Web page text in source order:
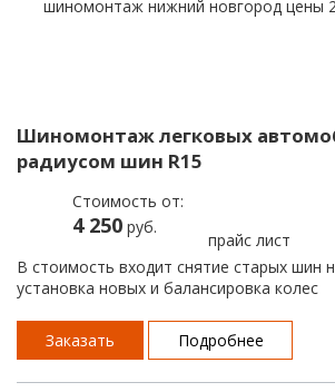
Шиномонтаж легковых
радиусом шин R15
Стоимость от:
4 250 руб.
В стоимость входит снятие старых шин
установка новых и балансировка колес
Заказать Подробнее